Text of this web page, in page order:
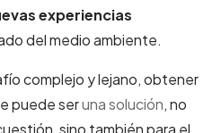
experiencias
del medio ambiente.
complejo y lejano, obtener
puede seruna solución, no
sino también para el